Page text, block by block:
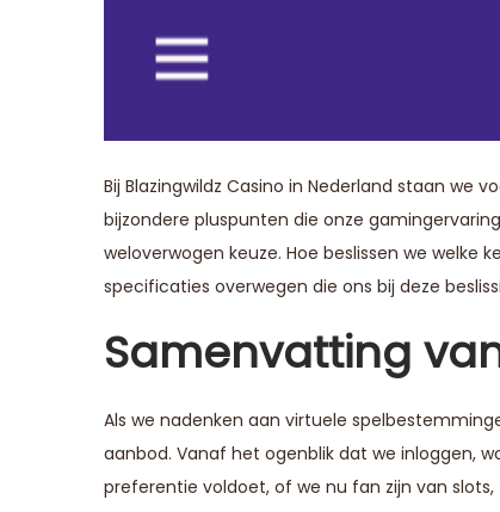
Bij Blazingwildz Casino in Nederland staan we
bijzondere pluspunten die onze
weloverwogen keuze. Hoe beslissen we
specificaties overwegen die ons bij deze
Samenvatting
Als we nadenken aan virtuele
aanbod. Vanaf het ogenblik dat we inloggen,
preferentie voldoet, of we nu fan zijn van